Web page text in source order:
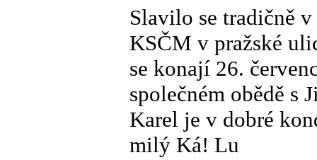
Slavilo se tradičně
KSČM v pražské
se konají 26.
společném obědě s
Karel je v dobré
milý Ká! Lu